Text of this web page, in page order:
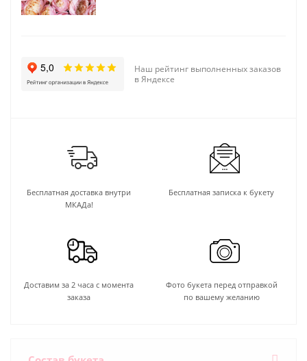
Наш рейтинг выполненных заказов
в Яндексе
Бесплатная доставка внутри
МКАДа!
Бесплатная записка к букету
Доставим за 2 часа с момента
заказа
Фото букета перед отправкой
по вашему желанию